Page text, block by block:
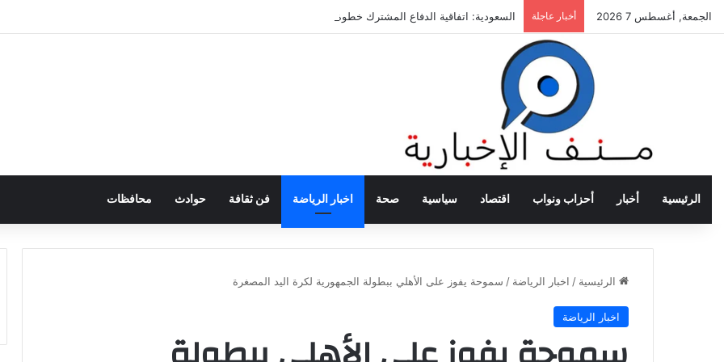
الجمعة, أغسطس 7 2026 أخبار عاجلة السعودية: اتفاقية الدفاع المشترك خطوة لتعزيز الأمن والاستقرار
الرئيسية أخبار أحزاب ونواب اقتصاد سياسية صحة اخبار الرياضة فن ثقافة حوادث محافظات
الرئيسية / اخبار الرياضة / سموحة يفوز على الأهلي ببطولة الجمهورية لكرة اليد المصغرة
اخبار الرياضة